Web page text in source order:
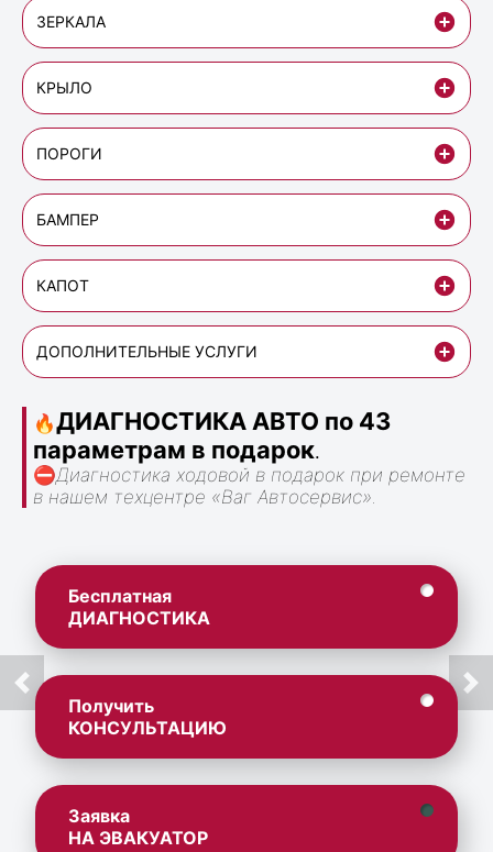
ЗЕРКАЛА
КРЫЛО
ПОРОГИ
БАМПЕР
КАПОТ
ДОПОЛНИТЕЛЬНЫЕ УСЛУГИ
🔥ДИАГНОСТИКА АВТО по 43
параметрам в подарок.
⛔Диагностика ходовой в подарок при ремонте
в нашем техцентре «Ваг Автосервис».
Бесплатная
ДИАГНОСТИКА
Получить
КОНСУЛЬТАЦИЮ
Заявка
НА ЭВАКУАТОР